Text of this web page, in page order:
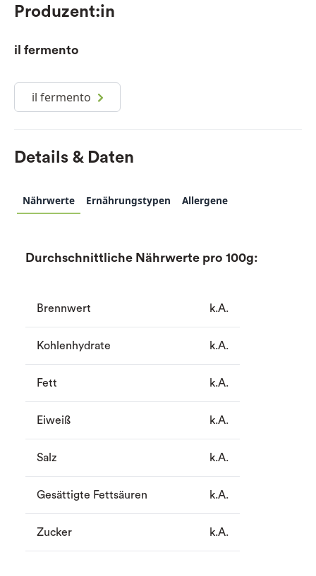
Produzent:in
il fermento
il fermento
Details & Daten
Nährwerte Ernährungstypen Allergene
Durchschnittliche Nährwerte pro 100g:
Brennwert k.A.
Kohlenhydrate k.A.
Fett k.A.
Eiweiß k.A.
Salz k.A.
Gesättigte Fettsäuren k.A.
Zucker k.A.